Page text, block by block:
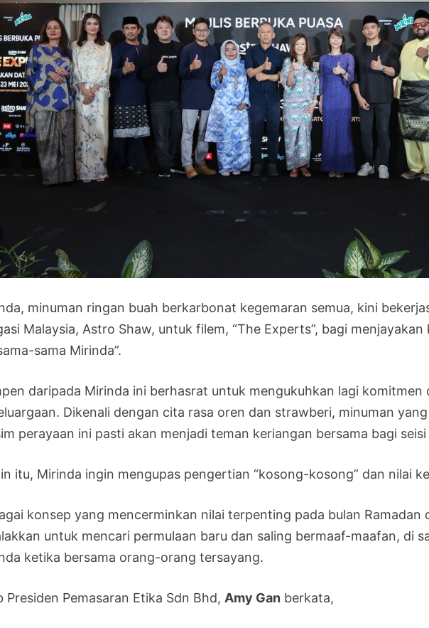
minuman ringan buah berkarbonat kegemaran semua, kini
Malaysia, Astro Shaw, untuk filem, “The Experts”, bagi menjayakan
sama Mirinda”.
daripada Mirinda ini berhasrat untuk mengukuhkan lagi
Dikenali dengan cita rasa oren dan strawberi, minuman
perayaan ini pasti akan menjadi teman keriangan bersama bagi
itu, Mirinda ingin mengupas pengertian “kosong-kosong” dan nilai
konsep yang mencerminkan nilai terpenting pada bulan Ramadan
untuk mencari permulaan baru dan saling bermaaf-maafan, di
ketika bersama orang-orang tersayang.
Presiden Pemasaran Etika Sdn Bhd, Amy Gan berkata,